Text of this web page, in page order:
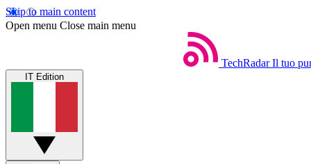
Skip to main content
Open menu Close main menu
TechRadar Il tuo
IT Edition